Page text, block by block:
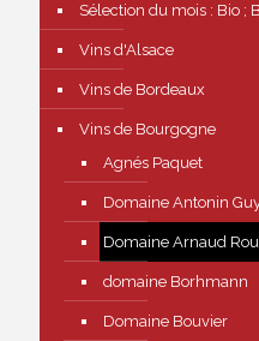
Sélection du mois : Bio ;
Vins d'Alsace
Vins de Bordeaux
Vins de Bourgogne
Agnés Paquet
Domaine Antonin
Domaine Arnaud
domaine Borhmann
Domaine Bouvier